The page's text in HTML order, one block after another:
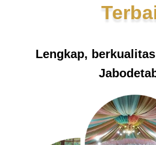
Lengkap,